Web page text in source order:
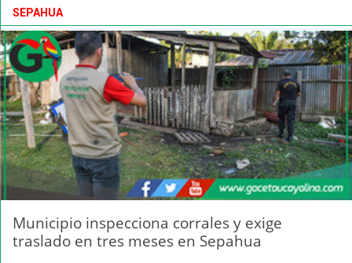
SEPAHUA
Municipio inspecciona corrales y exige
traslado en tres meses en Sepahua